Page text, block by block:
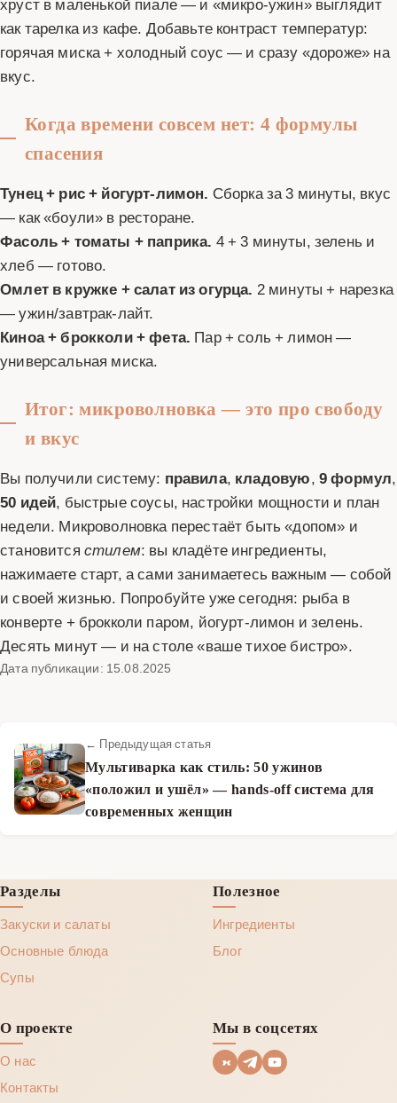
как тарелка из кафе. Добавьте контраст температур:
горячая миска + холодный соус — и сразу «дороже» на
вкус.
Когда времени совсем нет: 4 формулы
спасения
Тунец + рис + йогурт‑лимон. Сборка за 3 минуты, вкус
— как «боули» в ресторане.
Фасоль + томаты + паприка. 4 + 3 минуты, зелень и
хлеб — готово.
Омлет в кружке + салат из огурца. 2 минуты + нарезка
— ужин/завтрак‑лайт.
Киноа + брокколи + фета. Пар + соль + лимон —
универсальная миска.
Итог: микроволновка — это про свободу
и вкус
Вы получили систему: правила, кладовую, 9 формул,
50 идей, быстрые соусы, настройки мощности и план
недели. Микроволновка перестаёт быть «допом» и
становится стилем: вы кладёте ингредиенты,
нажимаете старт, а сами занимаетесь важным — собой
и своей жизнью. Попробуйте уже сегодня: рыба в
конверте + брокколи паром, йогурт‑лимон и зелень.
Десять минут — и на столе «ваше тихое бистро».
Дата публикации: 15.08.2025
← Предыдущая статья
Мультиварка как стиль: 50 ужинов
«положил и ушёл» — hands‑off система для
современных женщин
Разделы
Закуски и салаты
Основные блюда
Супы
Полезное
Ингредиенты
Блог
О проекте
О нас
Контакты
Мы в соцсетях